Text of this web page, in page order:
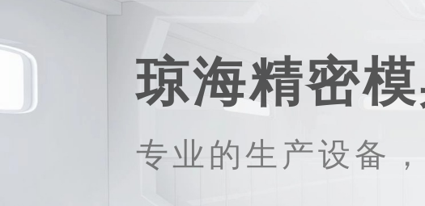
琼海精密
专业的生产设备